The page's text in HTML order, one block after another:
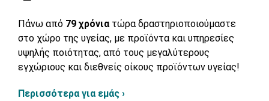
Πάνω από 79 χρόνια τώρα δραστηριοποιούμαστε
στο χώρο της υγείας, με προϊόντα και υπηρεσίες
υψηλής ποιότητας, από τους μεγαλύτερους
εγχώριους και διεθνείς οίκους προϊόντων υγείας!
Περισσότερα για εμάς ›